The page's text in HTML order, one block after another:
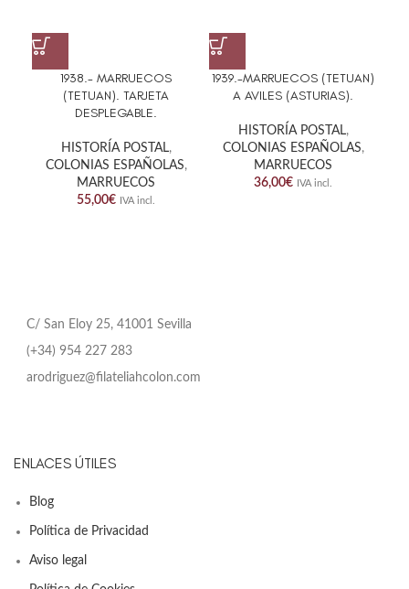
1938.- MARRUECOS
(TETUAN). TARJETA
DESPLEGABLE.
HISTORÍA POSTAL,
COLONIAS ESPAÑOLAS,
MARRUECOS
55,00€ IVA incl.
1939.-MARRUECOS (TETUAN)
A AVILES (ASTURIAS).
HISTORÍA POSTAL,
COLONIAS ESPAÑOLAS,
MARRUECOS
36,00€ IVA incl.
C/ San Eloy 25, 41001 Sevilla
(+34) 954 227 283
arodriguez@filateliahcolon.com
ENLACES ÚTILES
Blog
Política de Privacidad
Aviso legal